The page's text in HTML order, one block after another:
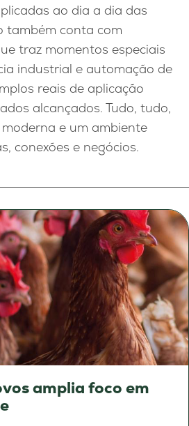
ao dia a dia das
também conta com
traz momentos especiais
industrial e automação de
reais de aplicação
alcançados. Tudo, tudo,
e um ambiente
conexões e negócios.
amplia foco em